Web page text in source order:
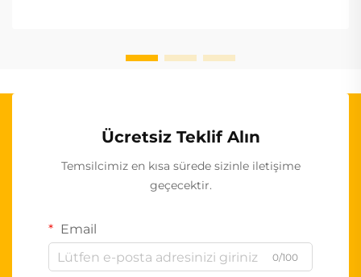
Ücretsiz Teklif Alın
Temsilcimiz en kısa sürede sizinle iletişime
geçecektir.
Email
0/100